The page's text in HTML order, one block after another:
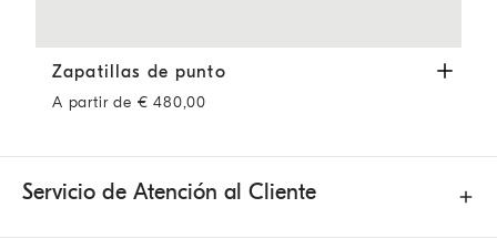
Zapatillas de punto Blanco
Zapatillas de punto
A partir de € 480,00
Servicio de Atención al Cliente